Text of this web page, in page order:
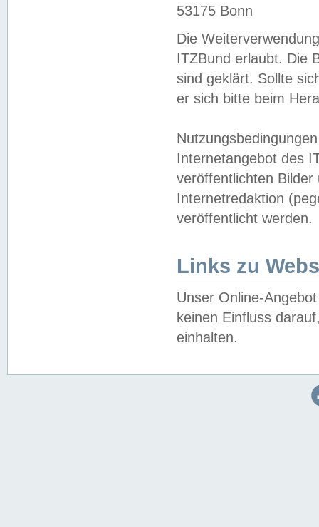
53175 Bonn
Die
ITZBund erlaubt. Die
sind geklärt. Sollte
er sich bitte beim
Internetangebot des
veröffentlichten
Internetredaktion
veröffentlicht werden.
Links zu
Unser Online-
keinen Einfluss
einhalten.